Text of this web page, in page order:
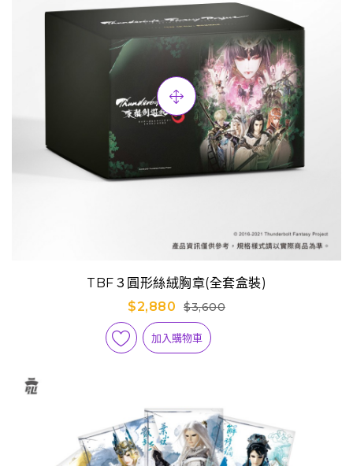
TBF３圓形絲絨胸章(全套盒裝)
$2,880
$3,600
加入購物車